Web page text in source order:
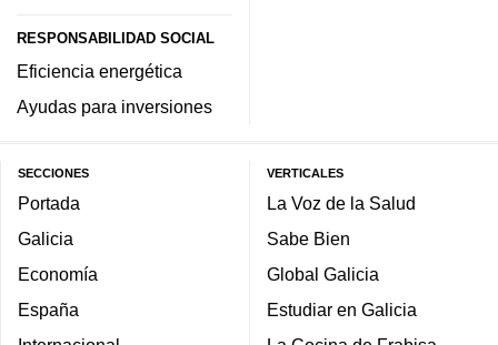
RESPONSABILIDAD SOCIAL
Eficiencia energética
Ayudas para inversiones
SECCIONES
Portada
Galicia
Economía
España
VERTICALES
La Voz de la Salud
Sabe Bien
Global Galicia
Estudiar en Galicia